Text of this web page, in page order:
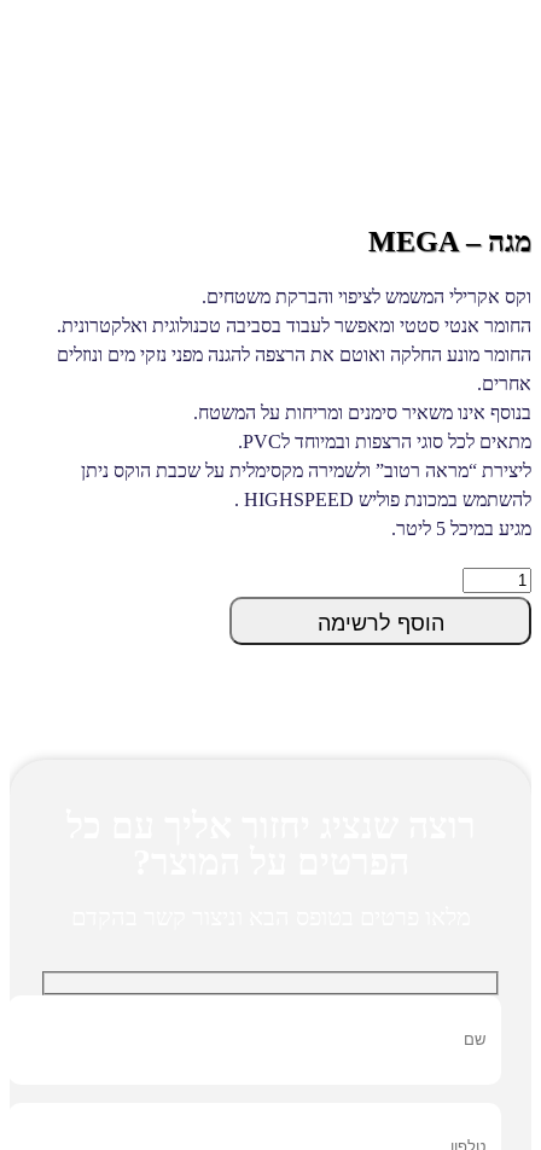
מגה – MEGA
וקס אקרילי המשמש לציפוי והברקת משטחים.
החומר אנטי סטטי ומאפשר לעבוד בסביבה טכנולוגית ואלקטרונית.
החומר מונע החלקה ואוטם את הרצפה להגנה מפני נזקי מים ונוזלים
אחרים.
בנוסף אינו משאיר סימנים ומריחות על המשטח.
מתאים לכל סוגי הרצפות ובמיוחד לPVC.
ליצירת “מראה רטוב” ולשמירה מקסימלית על שכבת הוקס ניתן
להשתמש במכונת פוליש HIGHSPEED .
מגיע במיכל 5 ליטר.
מגה
-
MEGA
הוסף לרשימה